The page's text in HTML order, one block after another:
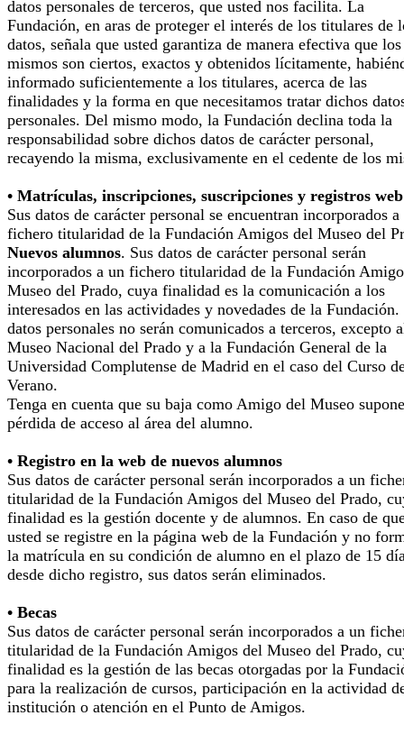
datos personales de terceros, que usted nos facilita. La
Fundación, en aras de proteger el interés de los titulares de
datos, señala que usted garantiza de manera efectiva que los
mismos son ciertos, exactos y obtenidos lícitamente,
informado suficientemente a los titulares, acerca de las
finalidades y la forma en que necesitamos tratar dichos
personales. Del mismo modo, la Fundación declina toda la
responsabilidad sobre dichos datos de carácter personal,
recayendo la misma, exclusivamente en el cedente de los
• Matrículas, inscripciones, suscripciones y registros web
Sus datos de carácter personal se encuentran incorporados a
fichero titularidad de la Fundación Amigos del Museo del
Nuevos alumnos. Sus datos de carácter personal serán
incorporados a un fichero titularidad de la Fundación
Museo del Prado, cuya finalidad es la comunicación a los
interesados en las actividades y novedades de la Fundación.
datos personales no serán comunicados a terceros, excepto
Museo Nacional del Prado y a la Fundación General de la
Universidad Complutense de Madrid en el caso del Curso
Verano.
Tenga en cuenta que su baja como Amigo del Museo
pérdida de acceso al área del alumno.
• Registro en la web de nuevos alumnos
Sus datos de carácter personal serán incorporados a un
titularidad de la Fundación Amigos del Museo del Prado,
finalidad es la gestión docente y de alumnos. En caso de
usted se registre en la página web de la Fundación y no
la matrícula en su condición de alumno en el plazo de 15
desde dicho registro, sus datos serán eliminados.
• Becas
Sus datos de carácter personal serán incorporados a un
titularidad de la Fundación Amigos del Museo del Prado,
finalidad es la gestión de las becas otorgadas por la
para la realización de cursos, participación en la actividad
institución o atención en el Punto de Amigos.